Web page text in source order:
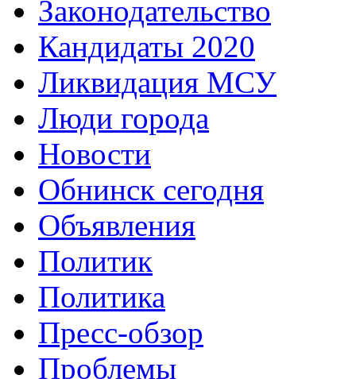
Законодательство
Кандидаты 2020
Ликвидация МСУ
Люди города
Новости
Обнинск сегодня
Объявления
Политик
Политика
Пресс-обзор
Проблемы